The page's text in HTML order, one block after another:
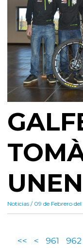
Noticias / 09 de Febrero del
<< < 961 962